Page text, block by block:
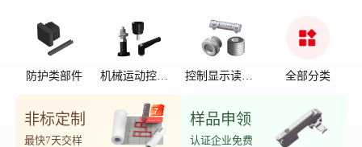
防护类部件
机械运动控制
控制显示读数
全部分类
非标定制
最快7天交样
样品申领
认证企业免费